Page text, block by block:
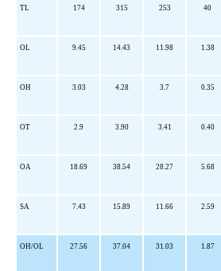
TL 174 315 253 40
OL 9.45 14.43 11.98 1.38
OH 3.03 4.28 3.7 0.35
OT 2.9 3.90 3.41 0.40
OA 18.69 38.54 28.27 5.68
SA 7.43 15.89 11.66 2.59
OH/OL 27.56 37.04 31.03 1.87